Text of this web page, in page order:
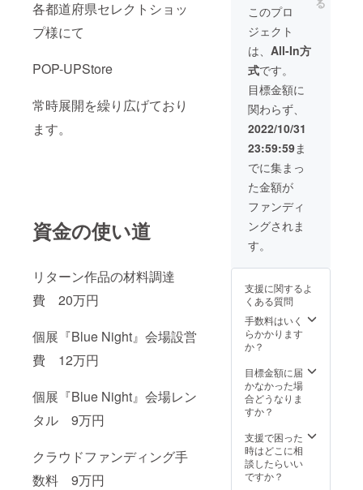
各都道府県セレクトショッ
プ様にて
POP-UPStore
常時展開を繰り広げており
ます。
資金の使い道
リターン作品の材料調達
費 20万円
個展『Blue Night』会場設営
費 12万円
個展『Blue Night』会場レン
タル 9万円
クラウドファンディング手
数料 9万円
vintage
czech
glass
glass
glass
acrylic
トリン
淡水
パール
ビン
テージ
ガラス
チェコ
ガラス
ガラス
ガラス
アクリ
ル
length
50cm
materia
l citrine
freshw
ater
glass
czech
glass
glass
glass
acrylic
リンク
を1杯無
料で提
供させ
て頂き
ます。
新作
【canar
ia】 ク
ラウド
ファン
ディン
グ限定
天然石
シトリ
ン配置
Trinita
長さ
トリン
パール
ビン
テージ
ガラス
チェコ
ガラス
ガラス
アクリ
ル
60cm
materia
l citrine
freshw
このプロ
ジェクト
は、 All-In方
式です。
目標金額に
関わらず、
2022/10/31
23:59:59ま
でに集まっ
た金額が
ファンディ
ングされま
す。
支援に関するよ
くある質問
手数料はいく
らかかります
か？
目標金額に届
かなかった場
合どうなりま
すか？
支援で困った
時はどこに相
談したらいい
ですか？